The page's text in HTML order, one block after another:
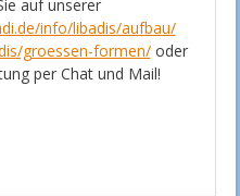
auf unserer
info/libadis/aufbau/
groessen-formen/oder
per Chat und Mail!